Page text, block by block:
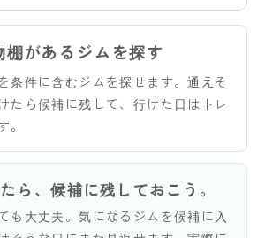
があるジムを探す
条件に含むジムを探せます。通えそ
たら候補に残して、行けた日はトレ
ら、候補に残しておこう。
も大丈夫。気になるジムを候補に入